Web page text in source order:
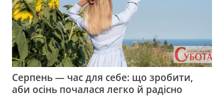
Серпень — час для себе: що зробити,
аби осінь почалася легко й радісно